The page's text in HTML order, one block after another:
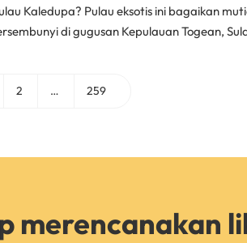
Kaledupa? Pulau eksotis ini bagaikan
di gugusan Kepulauan Togean,
HalamanHalaman
2 … Halaman
259
merencanakan